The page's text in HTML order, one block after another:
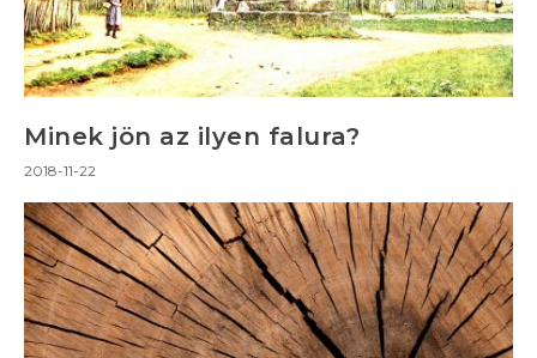
Minek jön az ilyen falura?
2018-11-22